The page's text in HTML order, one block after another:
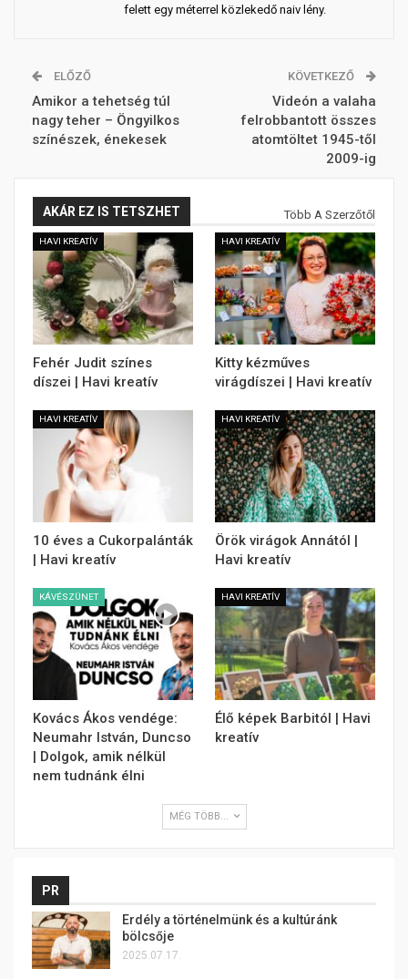
felett egy méterrel közlekedő naiv lény.
ELŐZŐ
Amikor a tehetség túl
nagy teher – Öngyilkos
színészek, énekesek
KÖVETKEZŐ
Videón a valaha
felrobbantott összes
atomtöltet 1945-től
2009-ig
AKÁR EZ IS TETSZHET Több A Szerzőtől
HAVI KREATÍV
Fehér Judit színes
díszei | Havi kreatív
HAVI KREATÍV
Kitty kézműves
virágdíszei | Havi kreatív
HAVI KREATÍV
10 éves a Cukorpalánták
| Havi kreatív
HAVI KREATÍV
Örök virágok Annától |
Havi kreatív
KÁVÉSZÜNET
Kovács Ákos vendége:
Neumahr István, Duncso
| Dolgok, amik nélkül
nem tudnánk élni
HAVI KREATÍV
Élő képek Barbitól | Havi
kreatív
MÉG TÖBB...
PR
Erdély a történelmünk és a kultúránk
bölcsője
2025.07.17.